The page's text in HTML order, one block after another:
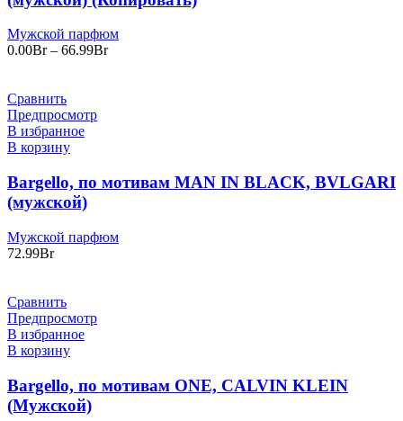
Мужской парфюм
0.00Br – 66.99BrДиапазон
Сравнить
Предпросмотр
В избранное
В корзину
Bargello, по мотивам MAN IN BLACK, BVLGARI
(мужской)
Мужской парфюм
72.99Br
Сравнить
Предпросмотр
В избранное
В корзину
Bargello, по мотивам ONE, CALVIN KLEIN
(Мужской)